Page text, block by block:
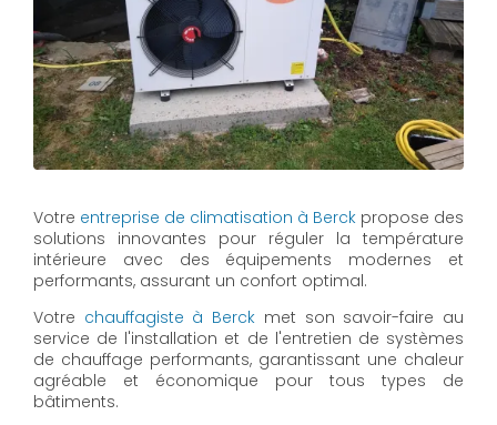
Votre entreprise de climatisation à Berck propose des
solutions innovantes pour réguler la température
intérieure avec des équipements modernes et
performants, assurant un confort optimal.
Votre chauffagiste à Berck met son savoir-faire au
service de l'installation et de l'entretien de systèmes
de chauffage performants, garantissant une chaleur
agréable et économique pour tous types de
bâtiments.